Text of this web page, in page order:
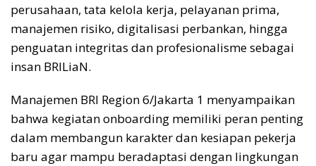
perusahaan, tata kelola kerja, pelayanan prima,
manajemen risiko, digitalisasi perbankan, hingga
penguatan integritas dan profesionalisme sebagai
insan BRILiaN.
Manajemen BRI Region 6/Jakarta 1 menyampaikan
bahwa kegiatan onboarding memiliki peran penting
dalam membangun karakter dan kesiapan pekerja
baru agar mampu beradaptasi dengan lingkungan